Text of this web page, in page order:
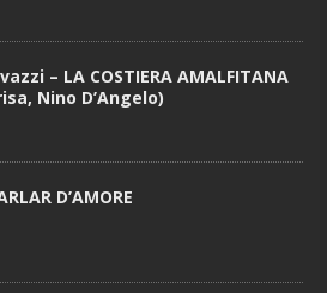
– LA COSTIERA AMALFITANA
Nino D’Angelo)
D’AMORE